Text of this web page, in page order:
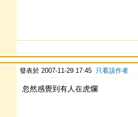
發表於 2007-11-29 17:45 只看該作者
忽然感覺到有人在虎爛